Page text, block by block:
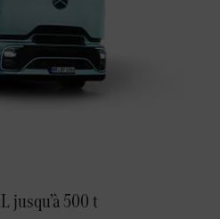
jusqu’à 500 t